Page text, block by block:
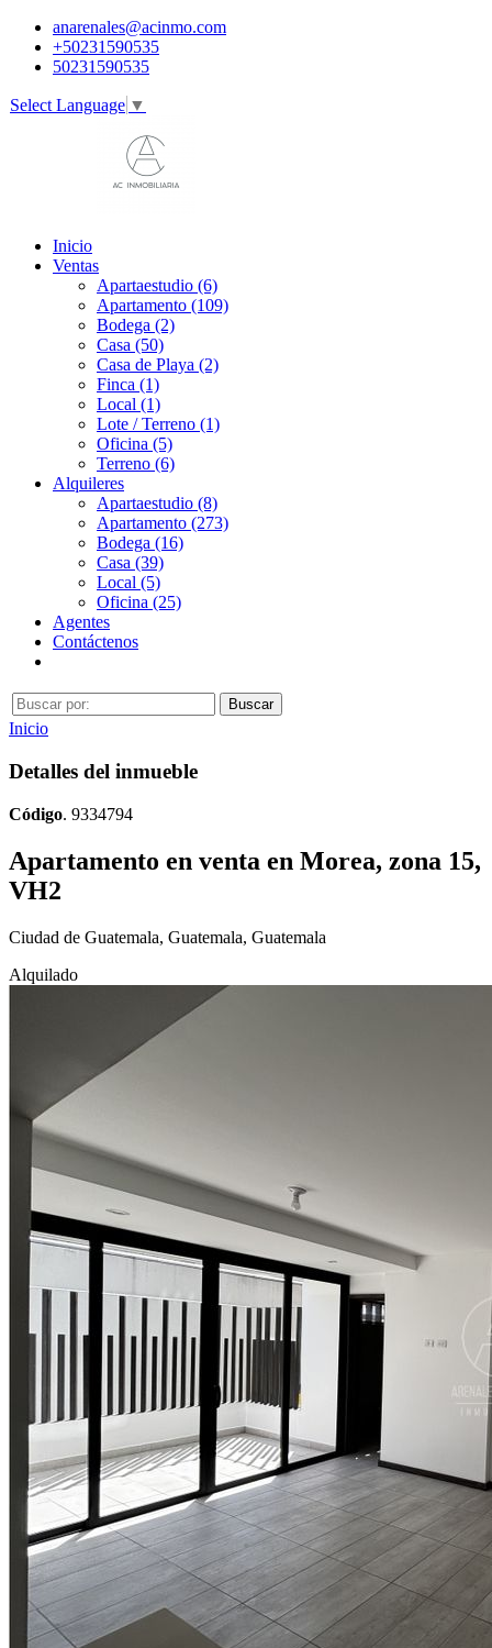
anarenales@acinmo.com
+50231590535
50231590535
Select Language ▼
Inicio
Ventas
Apartaestudio (6)
Apartamento (109)
Bodega (2)
Casa (50)
Casa de Playa (2)
Finca (1)
Local (1)
Lote / Terreno (1)
Oficina (5)
Terreno (6)
Alquileres
Apartaestudio (8)
Apartamento (273)
Bodega (16)
Casa (39)
Local (5)
Oficina (25)
Agentes
Contáctenos
Inicio
Detalles del inmueble
Código. 9334794
Apartamento en venta en Morea, zona 15,
VH2
Ciudad de Guatemala, Guatemala, Guatemala
Alquilado